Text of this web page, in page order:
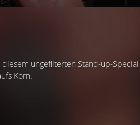
ungefilterten Stand-up-
Korn.